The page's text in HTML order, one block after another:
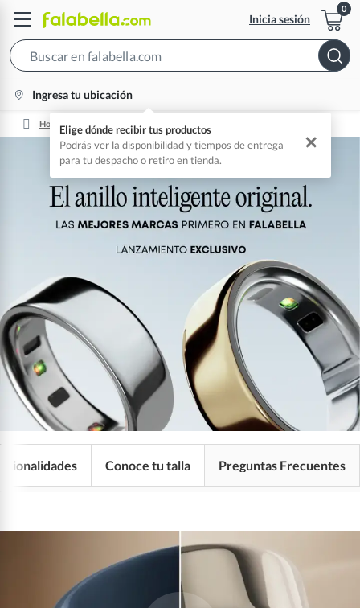
Inicia sesión
location-
Ingresa tu ubicación
Elige dónde recibir tus productos
Podrás ver la disponibilidad y tiempos de entrega
para tu despacho o retiro en tienda.
✕
Home Oura Ring
Conoce tu talla Preguntas Frecuentes